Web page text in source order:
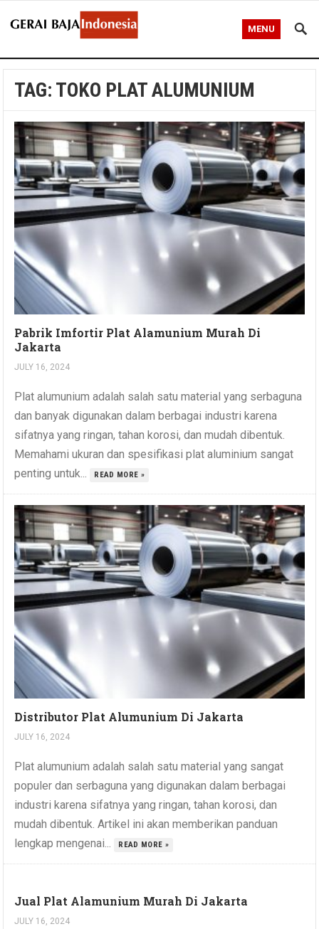
MENU
TAG: TOKO PLAT ALUMUNIUM
Pabrik Imfortir Plat Alamunium Murah Di
Jakarta
JULY 16, 2024
Plat alumunium adalah salah satu material yang serbaguna
dan banyak digunakan dalam berbagai industri karena
sifatnya yang ringan, tahan korosi, dan mudah dibentuk.
Memahami ukuran dan spesifikasi plat aluminium sangat
penting untuk...
READ MORE »
Distributor Plat Alumunium Di Jakarta
JULY 16, 2024
Plat alumunium adalah salah satu material yang sangat
populer dan serbaguna yang digunakan dalam berbagai
industri karena sifatnya yang ringan, tahan korosi, dan
mudah dibentuk. Artikel ini akan memberikan panduan
lengkap mengenai...
READ MORE »
Jual Plat Alamunium Murah Di Jakarta
JULY 16, 2024